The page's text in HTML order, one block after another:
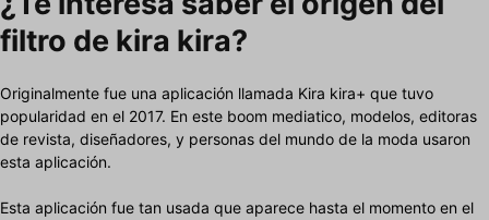
filtro de kira kira?
Originalmente fue una aplicación llamada Kira kira+ que tuvo
popularidad en el 2017. En este boom mediatico, modelos, editoras
de revista, diseñadores, y personas del mundo de la moda usaron
esta aplicación.
Esta aplicación fue tan usada que aparece hasta el momento en el